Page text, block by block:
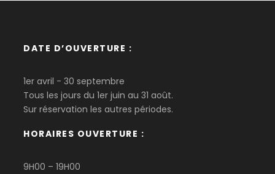
DATE D’OUVERTURE :
1er avril - 30 septembre
Tous les jours du 1er juin au 31 août.
Sur réservation les autres périodes.
HORAIRES OUVERTURE :
9H00 – 19H00